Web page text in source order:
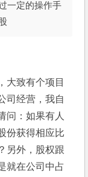
一定的操作手
大致有个项目
司经营，我自
问：如果有人
份获得相应比
另外，股权跟
就在公司中占